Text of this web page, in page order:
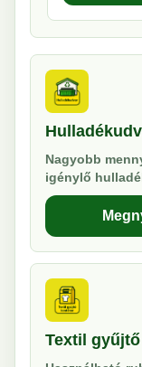
Nagyobb
igénylő
Textil